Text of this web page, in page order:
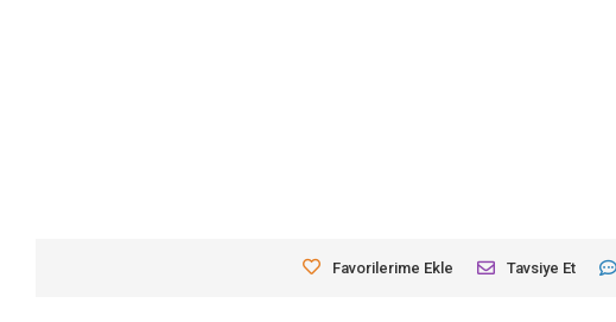
Favorilerime Ekle Tavsiye Et